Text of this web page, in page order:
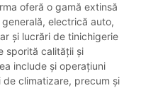
oferă o gamă extinsă
electrică auto,
și lucrări de tinichigerie
sporită calității și
include și operațiuni
climatizare, precum și